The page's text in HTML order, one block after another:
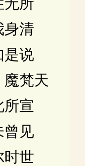
无所
身清
是说
魔梵天
所宣
曾见
时世